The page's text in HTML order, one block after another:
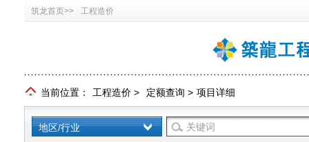
筑龙首页>> 工程造价
当前位置： 工程造价 > 定额查询 > 项目详细
地区/行业